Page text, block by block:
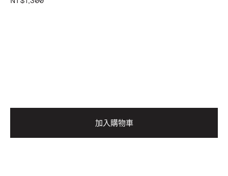
加入購物車